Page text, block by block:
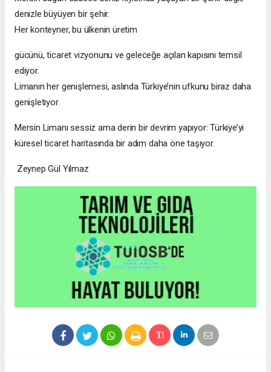
denizle büyüyen bir şehir.
Her konteyner, bu ülkenin üretim
gücünü, ticaret vizyonunu ve geleceğe açılan kapısını temsil
ediyor.
Limanın her genişlemesi, aslında Türkiye’nin ufkunu biraz daha
genişletiyor.
Mersin Limanı sessiz ama derin bir devrim yapıyor: Türkiye’yi
küresel ticaret haritasında bir adım daha öne taşıyor.
Zeynep Gül Yılmaz